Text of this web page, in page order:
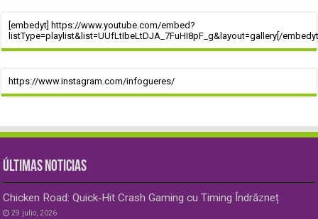
[embedyt] https://www.youtube.com/embed?
listType=playlist&list=UUfLtIbeLtDJA_7FuHI8pF_g&layout=gallery[/
https://www.instagram.com/infogueres/
ÚLTIMAS NOTICIAS
Chicken Road: Quick‑Hit Crash Gaming cu Timing Îndrăzneț
29 julio, 2026